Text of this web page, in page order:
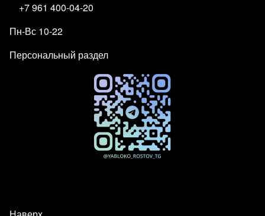
+7 961 400-04-20
Пн-Вс 10-22
Персональный раздел